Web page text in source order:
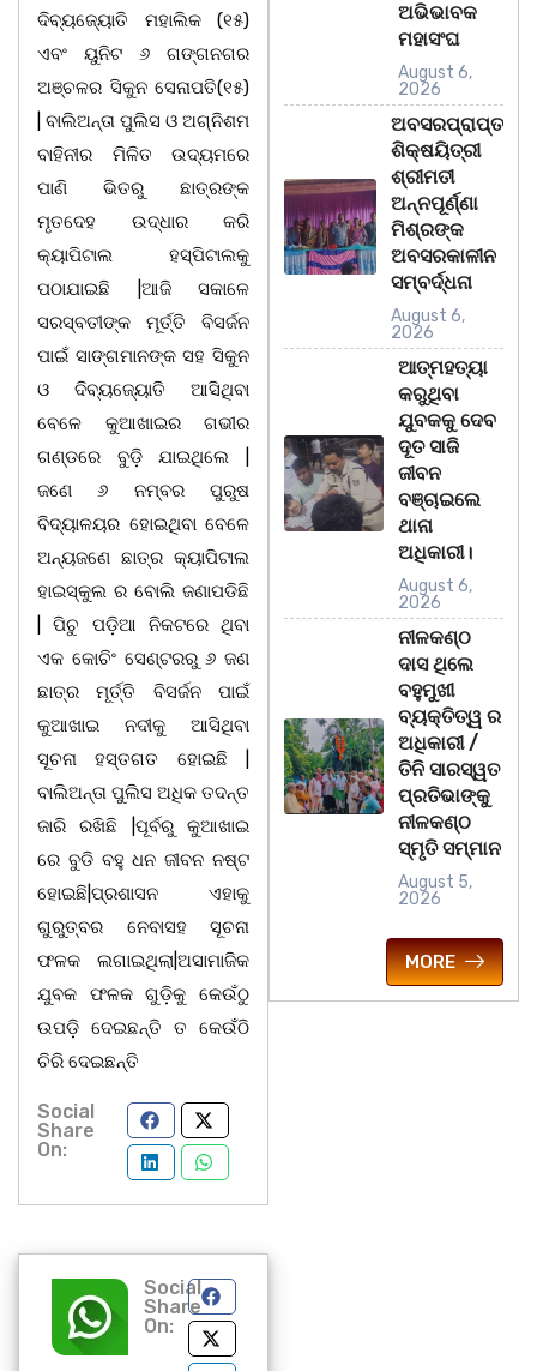
ଦିବ୍ୟଜ୍ୟୋତି ମହାଲିକ (୧୫)
ଏବଂ ୟୁନିଟ ୬ ଗଙ୍ଗନଗର
ଅଞ୍ଚଳର ସିକୁନ ସେନାପତି(୧୫)
| ବାଲିଅନ୍ତା ପୁଲିସ ଓ ଅଗ୍ନିଶମ
ବାହିନୀର ମିଳିତ ଉଦ୍ୟମରେ
ପାଣି ଭିତରୁ ଛାତ୍ରଙ୍କ
ମୃତଦେହ ଉଦ୍ଧାର କରି
କ୍ୟାପିଟାଲ ହସ୍ପିଟାଲକୁ
ପଠାଯାଇଛି |ଆଜି ସକାଳେ
ସରସ୍ବତୀଙ୍କ ମୂର୍ତ୍ତି ବିସର୍ଜନ
ପାଇଁ ସାଙ୍ଗମାନଙ୍କ ସହ ସିକୁନ
ଓ ଦିବ୍ୟଜ୍ୟୋତି ଆସିଥିବା
ବେଳେ କୁଆଖାଇର ଗଭୀର
ଗଣ୍ଡରେ ବୁଡ଼ି ଯାଇଥିଲେ |
ଜଣେ ୬ ନମ୍ବର ପୁରୁଷ
ବିଦ୍ୟାଳୟର ହୋଇଥିବା ବେଳେ
ଅନ୍ୟଜଣେ ଛାତ୍ର କ୍ୟାପିଟାଲ
ହାଇସ୍କୁଲ ର ବୋଲି ଜଣାପଡିଛି
| ପିଚୁ ପଡ଼ିଆ ନିକଟରେ ଥିବା
ଏକ କୋଚିଂ ସେଣ୍ଟରରୁ ୬ ଜଣ
ଛାତ୍ର ମୂର୍ତ୍ତି ବିସର୍ଜନ ପାଇଁ
କୁଆଖାଇ ନଦୀକୁ ଆସିଥିବା
ସୂଚନା ହସ୍ତଗତ ହୋଇଛି |
ବାଲିଅନ୍ତା ପୁଲିସ ଅଧିକ ତଦନ୍ତ
ଜାରି ରଖିଛି |ପୂର୍ବରୁ କୁଆଖାଇ
ରେ ବୁଡି ବହୁ ଧନ ଜୀବନ ନଷ୍ଟ
ହୋଇଛି|ପ୍ରଶାସନ ଏହାକୁ
ଗୁରୁତ୍ବର ନେବାସହ ସୂଚନା
ଫଳକ ଲଗାଇଥିଲା|ଅସାମାଜିକ
ଯୁବକ ଫଳକ ଗୁଡ଼ିକୁ କେଉଁଠୁ
ଉପଡ଼ି ଦେଇଛନ୍ତି ତ କେଉଁଠି
ଚିରି ଦେଇଛନ୍ତି
Social
Share
On:
Social
Share
On:
ଅଭିଭାବକ
ମହାସଂଘ
August 6,
2026
ଅବସରପ୍ରାପ୍ତ
ଶିକ୍ଷୟିତ୍ରୀ
ଶ୍ରୀମତୀ
ଅନ୍ନପୂର୍ଣ୍ଣା
ମିଶ୍ରଙ୍କ
ଅବସରକାଳୀନ
ସମ୍ବର୍ଦ୍ଧନା
August 6,
2026
ଆତ୍ମହତ୍ୟା
କରୁଥିବା
ଯୁବକକୁ ଦେବ
ଦୂତ ସାଜି
ଜୀବନ
ବଞ୍ଚାଇଲେ
ଥାନା
ଅଧିକାରୀ।
August 6,
2026
ନୀଳକଣ୍ଠ
ଦାସ ଥିଲେ
ବହୁମୁଖୀ
ବ୍ୟକ୍ତିତ୍ୱ ର
ଅଧିକାରୀ /
ତିନି ସାରସ୍ୱତ
ପ୍ରତିଭାଙ୍କୁ
ନୀଳକଣ୍ଠ
ସ୍ମୃତି ସମ୍ମାନ
August 5,
2026
MORE